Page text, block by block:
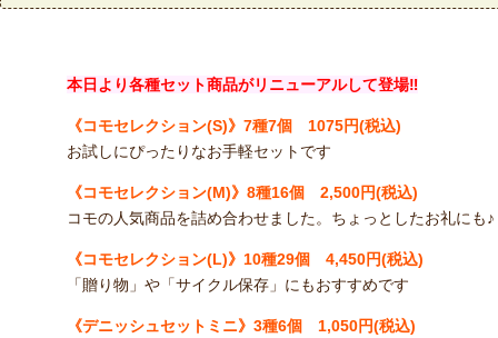
本日より各種セット商品がリニューアルして登場‼
《コモセレクション(S)》7種7個 1075円(税込)
お試しにぴったりなお手軽セットです
《コモセレクション(M)》8種16個 2,500円(税込)
コモの人気商品を詰め合わせました。ちょっとしたお礼にも♪
《コモセレクション(L)》10種29個 4,450円(税込)
「贈り物」や「サイクル保存」にもおすすめです
《デニッシュセットミニ》 3種6個 1,050円(税込)